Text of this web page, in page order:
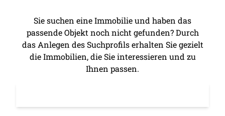
Sie suchen eine Immobilie und haben das
passende Objekt noch nicht gefunden? Durch
das Anlegen des Suchprofils erhalten Sie gezielt
die Immobilien, die Sie interessieren und zu
Ihnen passen.